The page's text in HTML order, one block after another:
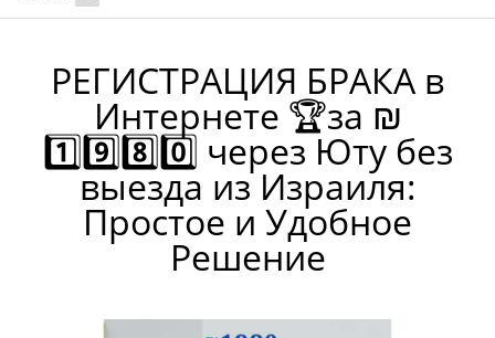
РЕГИСТРАЦИЯ БРАКА в
Интернете 🏆за ₪
1️⃣9️⃣8️⃣0️⃣ через Юту без
выезда из Израиля:
Простое и Удобное
Решение